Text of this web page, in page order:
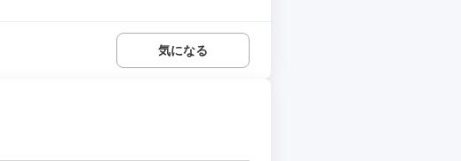
気になる